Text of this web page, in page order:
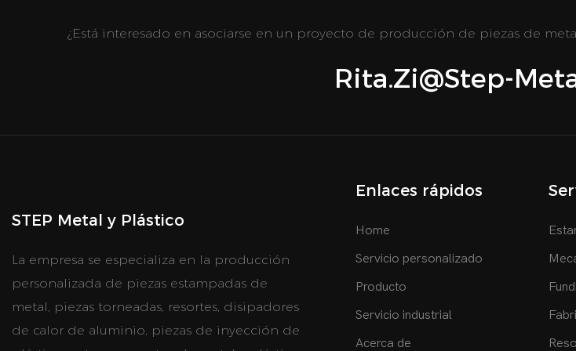
¿Está interesado en asociarse en un proyecto de producción de piezas de
Rita.zi@step-
STEP Metal y Plástico
La empresa se especializa en la producción
personalizada de piezas estampadas de
metal, piezas torneadas, resortes, disipadores
de calor de aluminio, piezas de inyección de
Enlaces rápidos
Home
Servicio personalizado
Producto
Servicio industrial
Acerca de